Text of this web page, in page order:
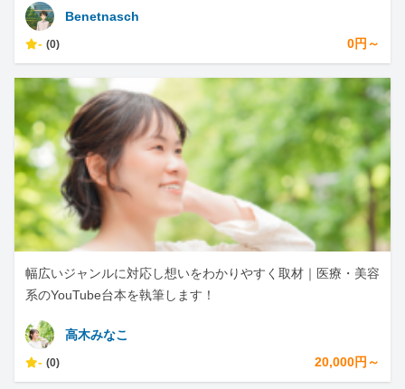
Benetnasch
- (0) 0円～
幅広いジャンルに対応し想いをわかりやすく取材｜医療・美容
系のYouTube台本を執筆します！
高木みなこ
- (0) 20,000円～